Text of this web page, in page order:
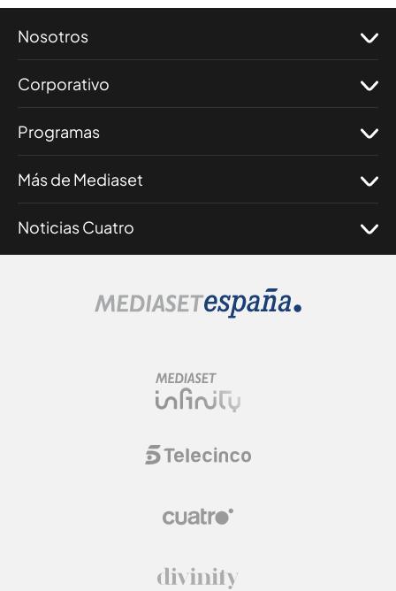
Nosotros
Corporativo
Programas
Más de Mediaset
Noticias Cuatro